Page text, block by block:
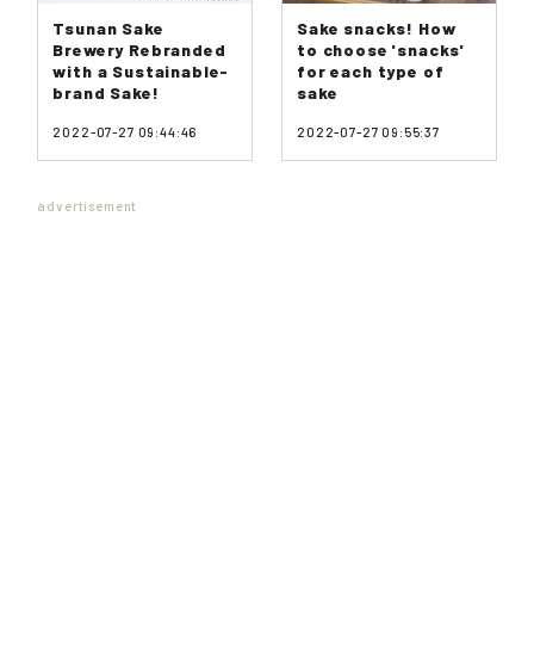
Tsunan Sake
Brewery Rebranded
with a Sustainable-
brand Sake!
2022-07-27 09:44:46
Sake snacks! How
to choose 'snacks'
for each type of
sake
2022-07-27 09:55:37
advertisement